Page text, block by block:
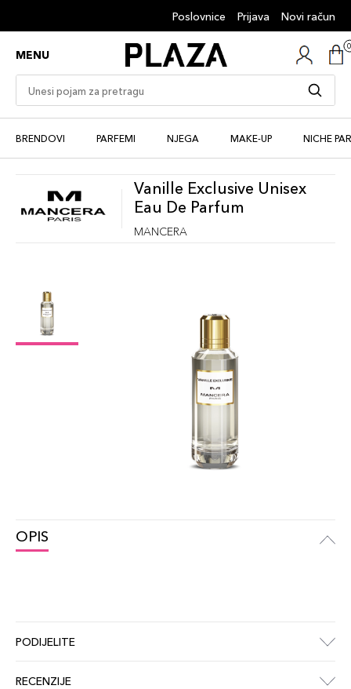
Poslovnice Prijava Novi račun
MENU
BRENDOVI PARFEMI NJEGA MAKE-UP NICHE
Vanille Exclusive Unisex
Eau De Parfum
MANCERA
OPIS
PODIJELITE
RECENZIJE